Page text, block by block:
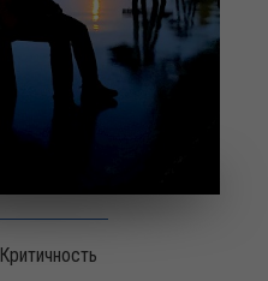
Критичность